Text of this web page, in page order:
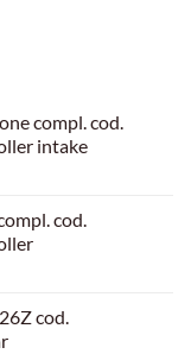
compl. cod.
intake
cod.
cod.